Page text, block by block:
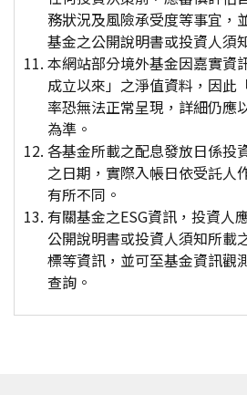
務狀況及風險承受度等事宜，
基金之公開說明書或投資人須
本網站部分境外基金因嘉實資
成立以來」之淨值資料，因此
率恐無法正常呈現，詳細仍應
為準。
各基金所載之配息發放日係投
之日期，實際入帳日依受託人
有所不同。
有關基金之ESG資訊，投資人
公開說明書或投資人須知所載
標等資訊，並可至基金資訊觀
查詢。